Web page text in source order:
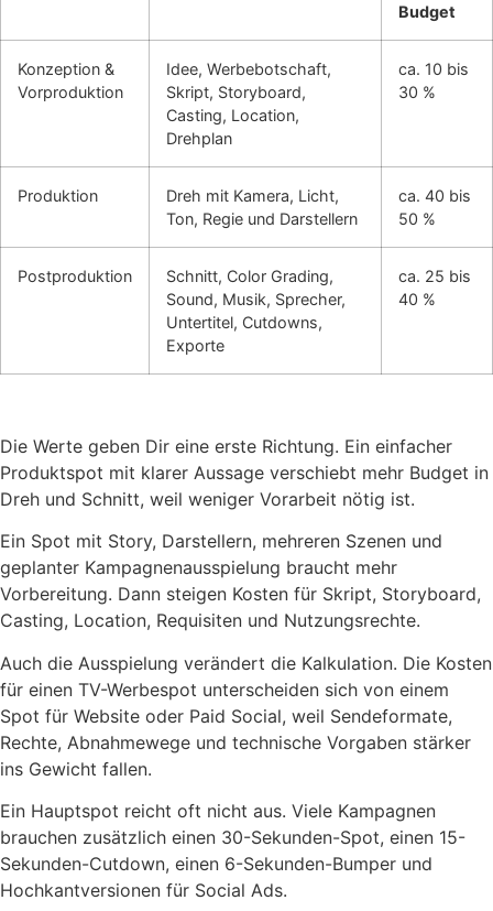
Budget
Konzeption &
Vorproduktion
Idee, Werbebotschaft,
Skript, Storyboard,
Casting, Location,
Drehplan
ca. 10 bis
30 %
Produktion
Dreh mit Kamera, Licht,
Ton, Regie und Darstellern
ca. 40 bis
50 %
Postproduktion
Schnitt, Color Grading,
Sound, Musik, Sprecher,
Untertitel, Cutdowns,
Exporte
ca. 25 bis
40 %
Die Werte geben Dir eine erste Richtung. Ein einfacher
Produktspot mit klarer Aussage verschiebt mehr Budget in
Dreh und Schnitt, weil weniger Vorarbeit nötig ist.
Ein Spot mit Story, Darstellern, mehreren Szenen und
geplanter Kampagnenausspielung braucht mehr
Vorbereitung. Dann steigen Kosten für Skript, Storyboard,
Casting, Location, Requisiten und Nutzungsrechte.
Auch die Ausspielung verändert die Kalkulation. Die Kosten
für einen TV-Werbespot unterscheiden sich von einem
Spot für Website oder Paid Social, weil Sendeformate,
Rechte, Abnahmewege und technische Vorgaben stärker
ins Gewicht fallen.
Ein Hauptspot reicht oft nicht aus. Viele Kampagnen
brauchen zusätzlich einen 30-Sekunden-Spot, einen 15-
Sekunden-Cutdown, einen 6-Sekunden-Bumper und
Hochkantversionen für Social Ads.